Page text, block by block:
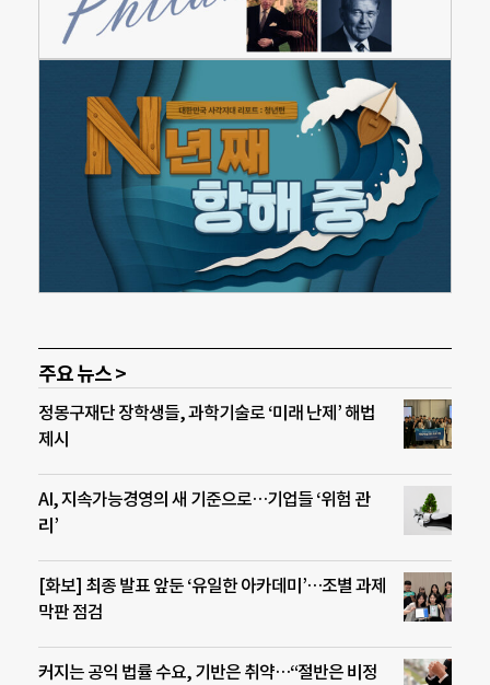
주요 뉴스 >
정몽구재단 장학생들, 과학기술로 ‘미래 난제’ 해법
제시
AI, 지속가능경영의 새 기준으로…기업들 ‘위험 관
리’
[화보] 최종 발표 앞둔 ‘유일한 아카데미’…조별 과제
막판 점검
커지는 공익 법률 수요, 기반은 취약…“절반은 비정